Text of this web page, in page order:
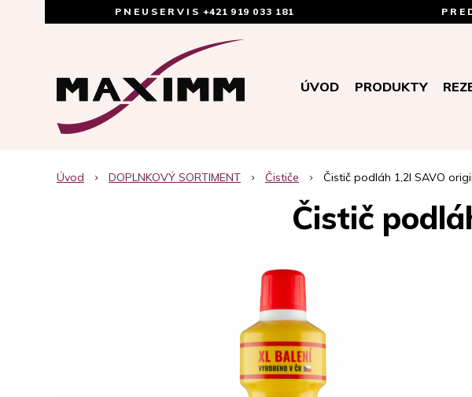
PNEUSERVIS +421 919 033 181
ÚVOD PRODUKTY
Úvod DOPLNKOVÝ SORTIMENT Čističe Čistič podláh 1,2l SAVO
Čistič